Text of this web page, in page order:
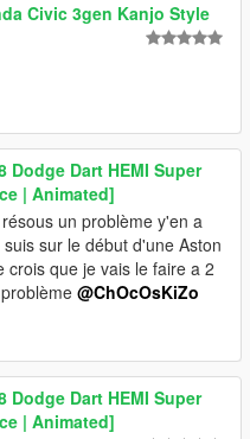
Civic 3gen Kanjo Style
Dodge Dart HEMI Super
| Animated]
un problème y'en a
sur le début d'une Aston
crois que je vais le faire a 2
@ChOcOsKiZo
Dodge Dart HEMI Super
| Animated]